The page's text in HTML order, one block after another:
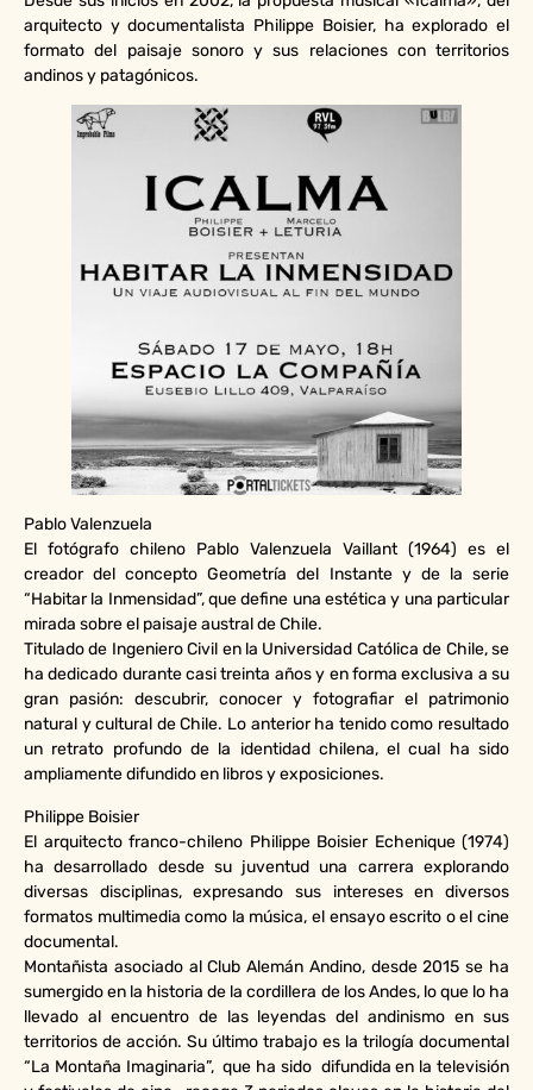
arquitecto y documentalista Philippe Boisier, ha explorado el
formato del paisaje sonoro y sus relaciones con territorios
andinos y patagónicos.
Pablo Valenzuela
El fotógrafo chileno Pablo Valenzuela Vaillant (1964) es el
creador del concepto Geometría del Instante y de la serie
“Habitar la Inmensidad”, que define una estética y una particular
mirada sobre el paisaje austral de Chile.
Titulado de Ingeniero Civil en la Universidad Católica de Chile, se
ha dedicado durante casi treinta años y en forma exclusiva a su
gran pasión: descubrir, conocer y fotografiar el patrimonio
natural y cultural de Chile. Lo anterior ha tenido como resultado
un retrato profundo de la identidad chilena, el cual ha sido
ampliamente difundido en libros y exposiciones.
Philippe Boisier
El arquitecto franco-chileno Philippe Boisier Echenique (1974)
ha desarrollado desde su juventud una carrera explorando
diversas disciplinas, expresando sus intereses en diversos
formatos multimedia como la música, el ensayo escrito o el cine
documental.
Montañista asociado al Club Alemán Andino, desde 2015 se ha
sumergido en la historia de la cordillera de los Andes, lo que lo ha
llevado al encuentro de las leyendas del andinismo en sus
territorios de acción. Su último trabajo es la trilogía documental
“La Montaña Imaginaria”, que ha sido difundida en la televisión